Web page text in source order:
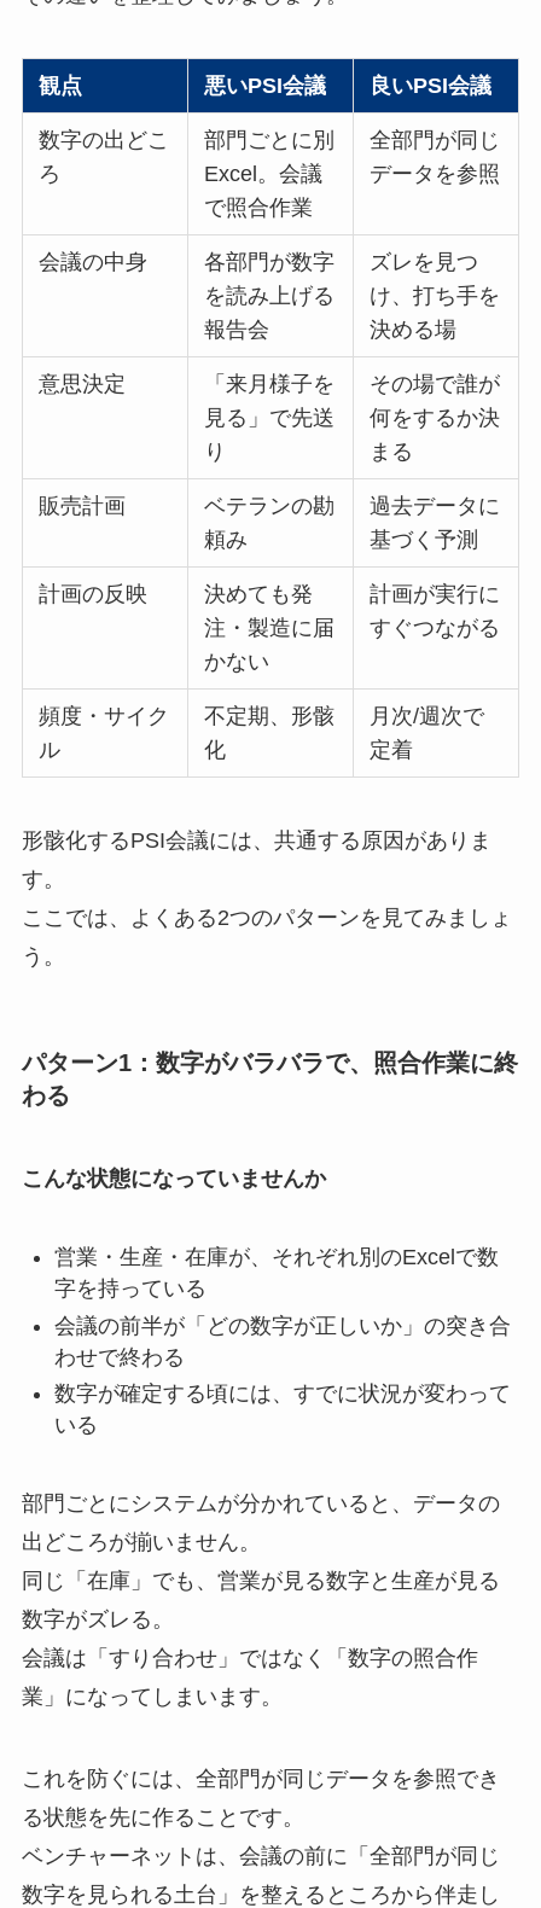
観点 悪いPSI会議 良いPSI会議
数字の出どこ
ろ
部門ごとに別
Excel。会議
で照合作業
全部門が同じ
データを参照
会議の中身
各部門が数字
を読み上げる
報告会
ズレを見つ
け、打ち手を
決める場
意思決定
「来月様子を
見る」で先送
り
その場で誰が
何をするか決
まる
販売計画
ベテランの勘
頼み
過去データに
基づく予測
計画の反映
決めても発
注・製造に届
かない
計画が実行に
すぐつながる
頻度・サイク
ル
不定期、形骸
化
月次/週次で
定着
形骸化するPSI会議には、共通する原因がありま
す。
ここでは、よくある2つのパターンを見てみましょ
う。
パターン1：数字がバラバラで、照合作業に終
わる
こんな状態になっていませんか
営業・生産・在庫が、それぞれ別のExcelで数
字を持っている
会議の前半が「どの数字が正しいか」の突き合
わせで終わる
数字が確定する頃には、すでに状況が変わって
いる
部門ごとにシステムが分かれていると、データの
出どころが揃いません。
同じ「在庫」でも、営業が見る数字と生産が見る
数字がズレる。
会議は「すり合わせ」ではなく「数字の照合作
業」になってしまいます。
これを防ぐには、全部門が同じデータを参照でき
る状態を先に作ることです。
ベンチャーネットは、会議の前に「全部門が同じ
数字を見られる土台」を整えるところから伴走し